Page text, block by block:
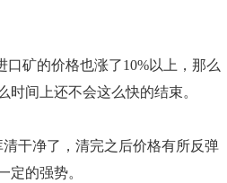
矿的价格也涨了10%以上，那么
间上还不会这么快的结束。
干净了，清完之后价格有所反弹
定的强势。